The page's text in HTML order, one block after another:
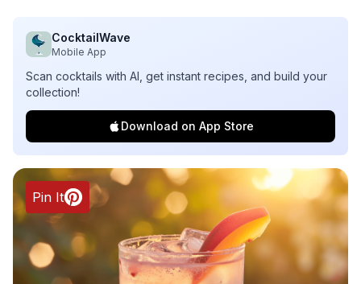
CocktailWave
Mobile App
Scan cocktails with AI, get instant recipes, and build your
collection!
Download on App Store
Pin It